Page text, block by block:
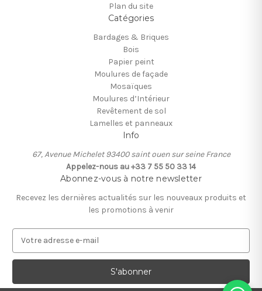
Plan du site
Catégories
Bardages & Briques
Bois
Papier peint
Moulures de façade
Mosaïques
Moulures d’Intérieur
Revêtement de sol
Lamelles et panneaux
Info
67, Avenue Michelet 93400 saint ouen sur seine France
Appelez-nous au +33 7 55 50 33 14
Abonnez-vous à notre newsletter
Recevez les dernières actualités sur les nouveaux produits et
les promotions à venir
r
s